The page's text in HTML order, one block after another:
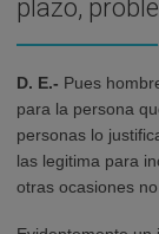
plazo,
D. E.- Pues
para la persona
personas lo
las legitima para
otras ocasiones